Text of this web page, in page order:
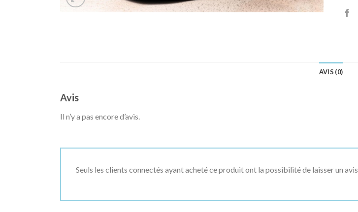
AVIS (0)
Avis
Il n’y a pas encore d’avis.
Seuls les clients connectés ayant acheté ce produit ont la possibilité de laisser un avis.